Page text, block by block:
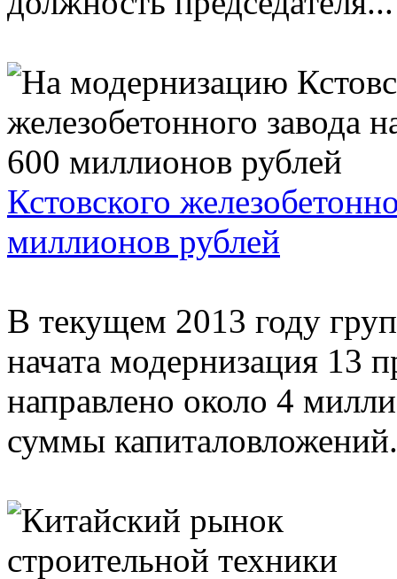
Кстовского
миллионов рублей
В текущем 2013 году
начата модернизация 13
направлено около 4
суммы